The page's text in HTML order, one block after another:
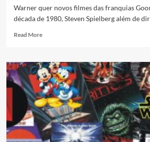
Warner quer novos filmes das franquias
década de 1980, Steven Spielberg além de
Read More